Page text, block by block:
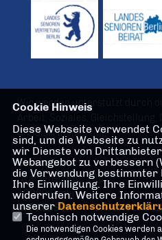
Wir werden unterstützt durch
Antidiskriminierung
Geschäftsstelle
Oranienstraße 106
10969 Berlin
IMPRESSUM
DATENSCHUTZ
Cookie Hinweis
Diese Webseite verwendet
sind, um die Webseite zu
wir Dienste von
Webangebot zu verbessern
die Verwendung bestimmter
Ihre Einwilligung. Ihre
widerrufen. Weitere
unserer
Technisch notwendige
Die notwendigen Cookies werden